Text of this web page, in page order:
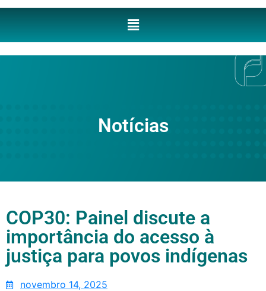
Notícias
COP30: Painel discute a
importância do acesso à
justiça para povos indígenas
novembro 14, 2025